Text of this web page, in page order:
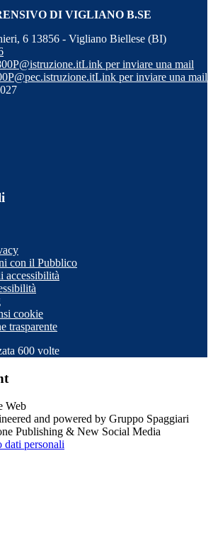
DI VIGLIANO B.SE
6 13856 - Vigliano Biellese (BI)
Link per inviare una mail
Link per inviare una mail
con il Pubblico
accessibilità
cookie
trasparente
600 volte
and powered by Gruppo Spaggiari
Publishing & New Social Media
dati personali